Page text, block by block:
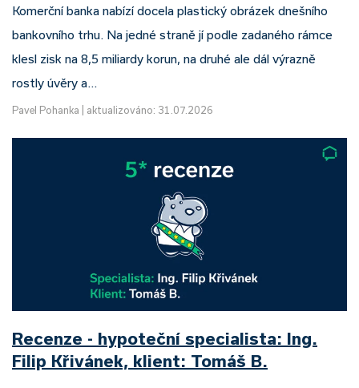
Komerční banka nabízí docela plastický obrázek dnešního
bankovního trhu. Na jedné straně jí podle zadaného rámce
klesl zisk na 8,5 miliardy korun, na druhé ale dál výrazně
rostly úvěry a…
Pavel Pohanka aktualizováno: 31.07.2026
Recenze - hypoteční specialista: Ing.
Filip Křivánek, klient: Tomáš B.